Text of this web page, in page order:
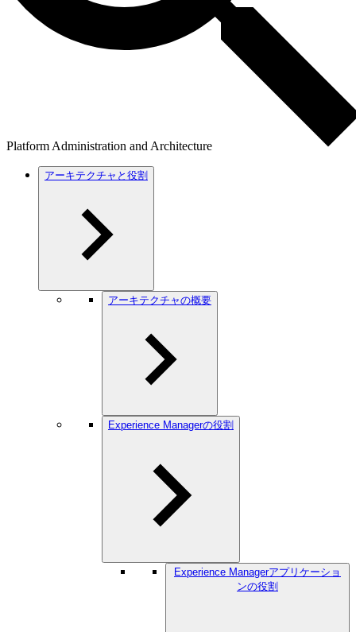
Platform Administration and Architecture
アーキテクチャと役割
アーキテクチャの概要
Experience Managerの役割
Experience Managerアプリケーショ
ンの役割